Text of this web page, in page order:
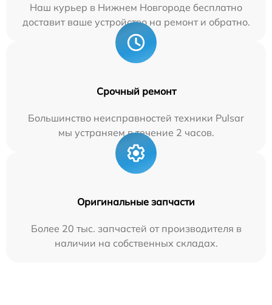
Наш курьер в Нижнем Новгороде бесплатно
доставит ваше устройство на ремонт и обратно.
Срочный ремонт
Большинство неисправностей техники Pulsar
мы устраняем в течение 2 часов.
Оригинальные запчасти
Более 20 тыс. запчастей от производителя в
наличии на собственных складах.